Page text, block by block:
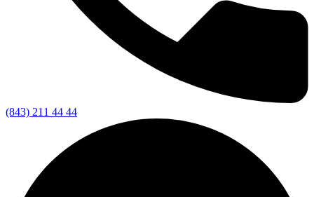
(843) 211 44 44